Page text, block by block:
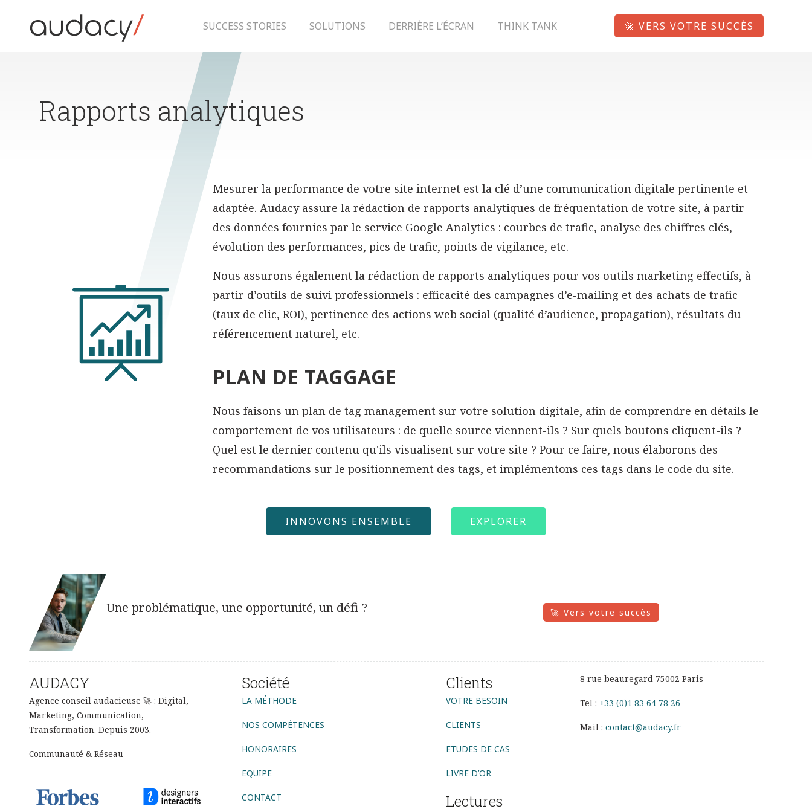
content SUCCESS STORIES SOLUTIONS DERRIÈRE L’ÉCRAN THINK TANK 🚀 VERS VOTRE SUCCÈS
Rapports analytiques
Mesurer la performance de votre site internet est la clé d’une communication digitale pertinente et
adaptée. Audacy assure la rédaction de rapports analytiques de fréquentation de votre site, à partir
des données fournies par le service Google Analytics : courbes de trafic, analyse des chiffres clés,
évolution des performances, pics de trafic, points de vigilance, etc.
Nous assurons également la rédaction de rapports analytiques pour vos outils marketing effectifs, à
partir d’outils de suivi professionnels : efficacité des campagnes d’e-mailing et des achats de trafic
(taux de clic, ROI), pertinence des actions web social (qualité d’audience, propagation), résultats du
référencement naturel, etc.
PLAN DE TAGGAGE
Nous faisons un plan de tag management sur votre solution digitale, afin de comprendre en détails le
comportement de vos utilisateurs : de quelle source viennent-ils ? Sur quels boutons cliquent-ils ?
Quel est le dernier contenu qu'ils visualisent sur votre site ? Pour ce faire, nous élaborons des
recommandations sur le positionnement des tags, et implémentons ces tags dans le code du site.
INNOVONS ENSEMBLE EXPLORER
Une problématique, une opportunité, un défi ? 🚀 Vers votre succès
AUDACY
Agence conseil audacieuse 🚀 : Digital,
Marketing, Communication,
Transformation. Depuis 2003.
Communauté & Réseau
8 rue beauregard 75002 Paris
Tel : +33 (0)1 83 64 78 26
Mail : contact@audacy.fr
Société
LA MÉTHODE
NOS COMPÉTENCES
HONORAIRES
EQUIPE
CONTACT
Clients
VOTRE BESOIN
CLIENTS
ETUDES DE CAS
LIVRE D’OR
Lectures